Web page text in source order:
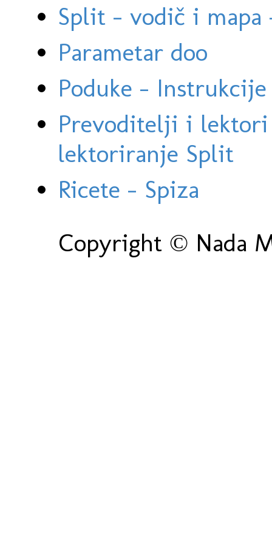
Split - vodič i
Parametar doo
Poduke -
Prevoditelji i
lektoriranje Split
Ricete - Spiza
Copyright © Nada